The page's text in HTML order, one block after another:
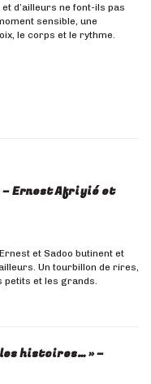
d’ailleurs ne font-ils pas
sensible, une
le corps et le rythme.
– Ernest Afriyié et
et Sadoo butinent et
Un tourbillon de rires,
petits et les grands.
histoires… » –